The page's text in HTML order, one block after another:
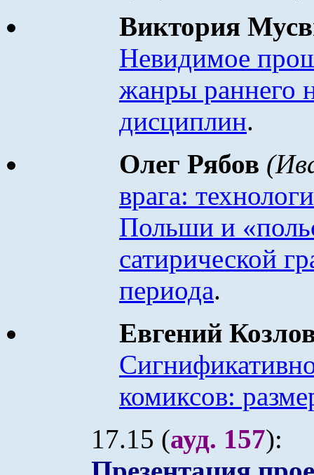
Виктория
Невидимое
жанры раннего
дисциплин.
Олег Рябов
врага:
Польши и
сатирической
периода.
Евгений
комиксов:
17.15 (ауд. 157):